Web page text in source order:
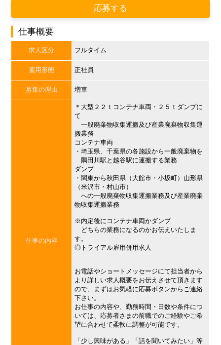
応募する
仕事概要
求人区分 フルタイム
雇用形態 正社員
募集の理由 増車
仕事の内容
＊大型２２ｔコンテナ車両・２５ｔダンプに
て
一般廃棄物収集運搬及び産業廃棄物収集運
搬業務
コンテナ車両
・埼玉県、千葉県の各施設から一般廃棄物を
隅田川駅と越谷駅に運搬する業務
ダンプ
・関東から秋田県（大館市・小坂町）山形県
（米沢市・村山市）
への一般廃棄物収集運搬業務及び産業廃棄
物収集運搬業務
※内定後にコンテナ車両かダンプ
どちらの業務になるのかお伝えいたしま
す。
◎トライアル雇用併用求人
お電話やショートメッセージにて担当者から
より詳しい求人概要をお伝えさせて頂きます
ので、まずはお気軽に応募ボタンからご連絡
下さい。
お仕事の内容や、勤務時間・日数や条件につ
いては、応募者さまの前職でのご経験やご希
望に合わせて柔軟に調整が可能です。
「少し興味がある」「話を聞いてみたい」等